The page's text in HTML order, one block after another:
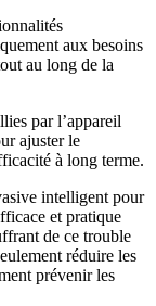
aux besoins
au long de la
par l’appareil
ajuster le
à long terme.
intelligent pour
et pratique
de ce trouble
réduire les
prévenir les